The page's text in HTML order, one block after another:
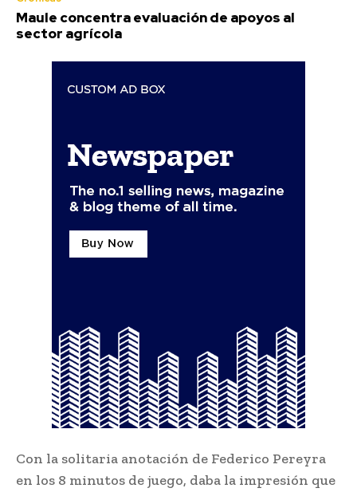
Maule concentra evaluación de apoyos al
sector agrícola
Con la solitaria anotación de Federico Pereyra
en los 8 minutos de juego, daba la impresión que